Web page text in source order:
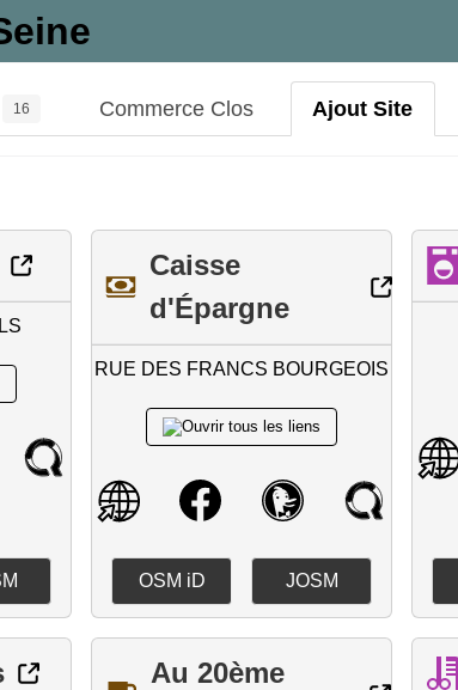
16 Commerce Clos Ajout Site
Caisse
d'Épargne
RUE DES FRANCS BOURGEOIS
OSM iD JOSM
Au 20ème